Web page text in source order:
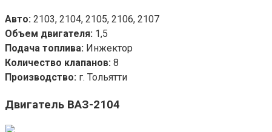
Авто: 2103, 2104, 2105, 2106, 2107
Объем двигателя: 1,5
Подача топлива: Инжектор
Количество клапанов: 8
Производство: г. Тольятти
Двигатель ВАЗ-2104